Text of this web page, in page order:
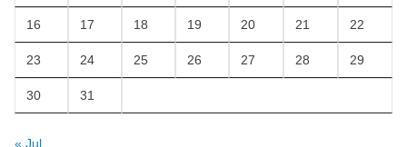
16 17 18 19 20 21 22
23 24 25 26 27 28 29
30 31
« Jul